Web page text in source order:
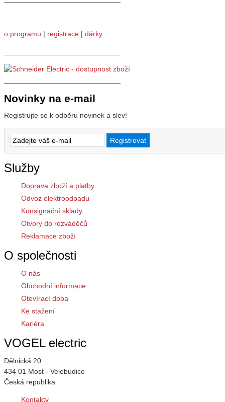
o programu | registrace | dárky
Novinky na e-mail
Registrujte se k odběru novinek a slev!
Služby
Doprava zboží a platby
Odvoz elektroodpadu
Konsignační sklady
Otvory do rozváděčů
Reklamace zboží
O společnosti
O nás
Obchodní informace
Otevírací doba
Ke stažení
Kariéra
VOGEL electric
Dělnická 20
434 01 Most - Velebudice
Česká republika
Kontakty